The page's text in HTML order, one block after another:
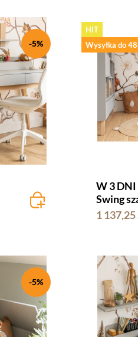
-5%
HIT
Wysyłka do
W 3
Swing
1 137,25
-5%